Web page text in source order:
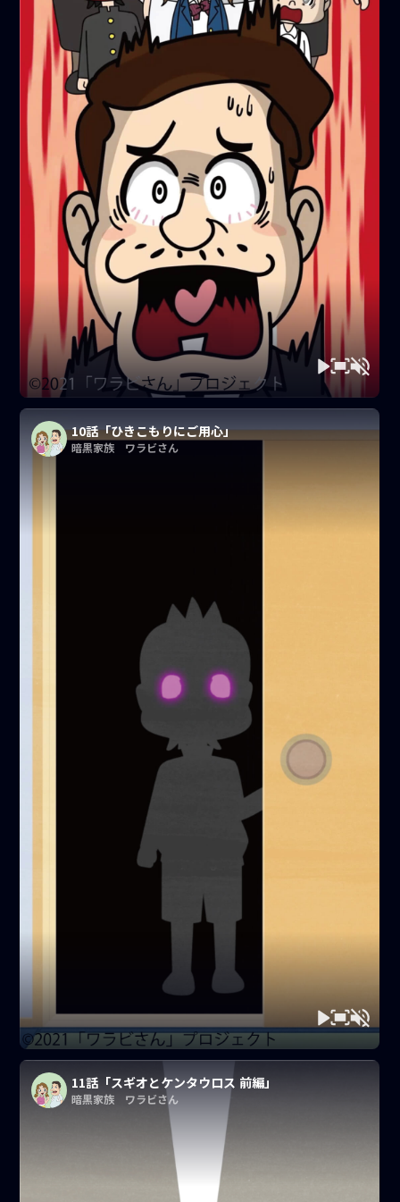
10話「ひきこもりにご用心」
暗黒家族 ワラビさん
11話「スギオとケンタウロス 前編」
暗黒家族 ワラビさん